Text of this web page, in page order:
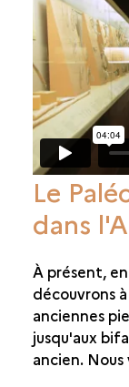
Le
dans
À présent,
découvrons
anciennes
jusqu'aux
ancien.